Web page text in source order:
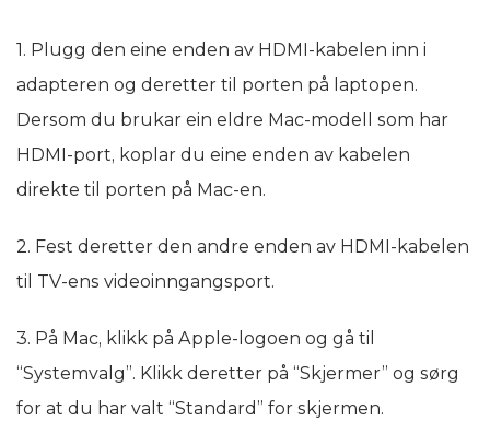
1. Plugg den eine enden av HDMI-kabelen inn i
adapteren og deretter til porten på laptopen.
Dersom du brukar ein eldre Mac-modell som har
HDMI-port, koplar du eine enden av kabelen
direkte til porten på Mac-en.
2. Fest deretter den andre enden av HDMI-kabelen
til TV-ens videoinngangsport.
3. På Mac, klikk på Apple-logoen og gå til
“Systemvalg”. Klikk deretter på “Skjermer” og sørg
for at du har valt “Standard” for skjermen.